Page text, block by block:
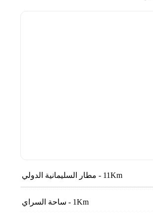
11Km - مطار السليمانية الدولي
1Km - ساحة السراي